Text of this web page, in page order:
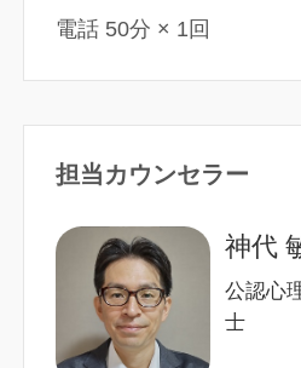
電話 50分 × 1回
担当カウンセラー
神代
公認心
士